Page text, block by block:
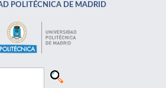
POLITÉCNICA DE MADRID